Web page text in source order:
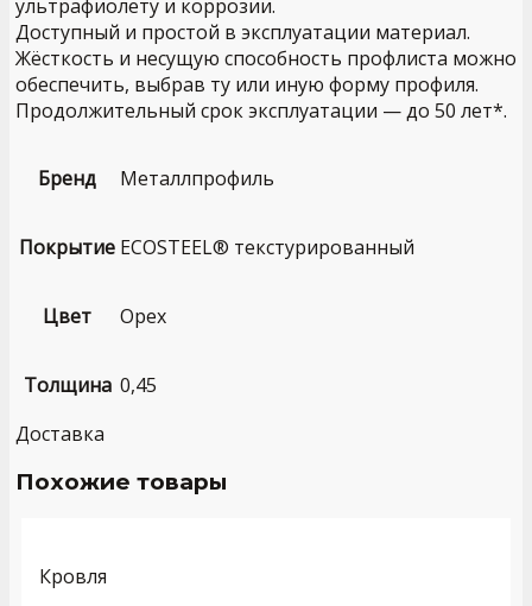
ультрафиолету и коррозии.
Доступный и простой в эксплуатации материал.
Жёсткость и несущую способность профлиста можно
обеспечить, выбрав ту или иную форму профиля.
Продолжительный срок эксплуатации — до 50 лет*.
Бренд Металлпрофиль
Покрытие ECOSTEEL® текстурированный
Цвет Орех
Толщина 0,45
Доставка
Похожие товары
Кровля